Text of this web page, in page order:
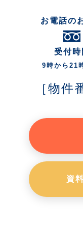
お電話の
受付
9時から21
［物件
資